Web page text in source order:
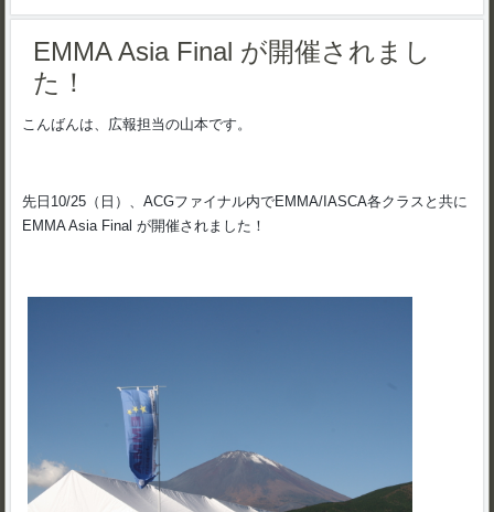
EMMA Asia Final が開催されまし
た！
こんばんは、広報担当の山本です。
先日10/25（日）、ACGファイナル内でEMMA/IASCA各クラスと共に
EMMA Asia Final が開催されました！